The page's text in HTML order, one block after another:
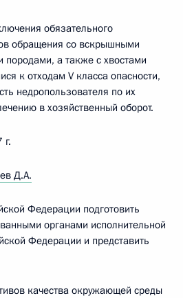
обязательного
обращения со вскрышными
а также с хвостами
к отходам V класса опасности,
недропользователя по их
в хозяйственный оборот.
Д.А.
Федерации подготовить
органами исполнительной
Федерации и представить
качества окружающей среды